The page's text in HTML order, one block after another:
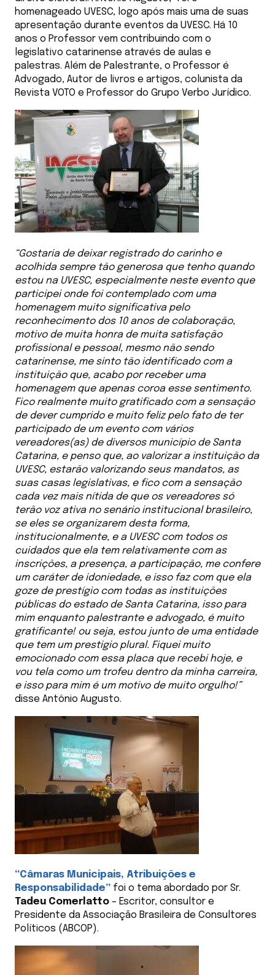
homenageado UVESC, logo após mais uma de suas
apresentação durante eventos da UVESC. Há 10
anos o Professor vem contribuindo com o
legislativo catarinense através de aulas e
palestras. Além de Palestrante, o Professor é
Advogado, Autor de livros e artigos, colunista da
Revista VOTO e Professor do Grupo Verbo Jurídico.
“Gostaria de deixar registrado do carinho e
acolhida sempre tão generosa que tenho quando
estou na UVESC, especialmente neste evento que
participei onde foi contemplado com uma
homenagem muito significativa pelo
reconhecimento dos 10 anos de colaboração,
motivo de muita honra de muita satisfação
profissional e pessoal, mesmo não sendo
catarinense, me sinto tão identificado com a
instituição que, acabo por receber uma
homenagem que apenas coroa esse sentimento.
Fico realmente muito gratificado com a sensação
de dever cumprido e muito feliz pelo fato de ter
participado de um evento com vários
vereadores(as) de diversos município de Santa
Catarina, e penso que, ao valorizar a instituição da
UVESC, estarão valorizando seus mandatos, as
suas casas legislativas, e fico com a sensação
cada vez mais nítida de que os vereadores só
terão voz ativa no senário institucional brasileiro,
se eles se organizarem desta forma,
institucionalmente, e a UVESC com todos os
cuidados que ela tem relativamente com as
inscrições, a presença, a participação, me confere
um caráter de idoniedade, e isso faz com que ela
goze de prestígio com todas as instituições
públicas do estado de Santa Catarina, isso para
mim enquanto palestrante e advogado, é muito
gratificante! ou seja, estou junto de uma entidade
que tem um prestigio plural. Fiquei muito
emocionado com essa placa que recebi hoje, e
vou tela como um trofeu dentro da minha carreira,
e isso para mim é um motivo de muito orgulho!”
disse Antônio Augusto.
“Câmaras Municipais, Atribuições e
Responsabilidade” foi o tema abordado por Sr.
Tadeu Comerlatto – Escritor, consultor e
Presidente da Associação Brasileira de Consultores
Políticos (ABCOP).